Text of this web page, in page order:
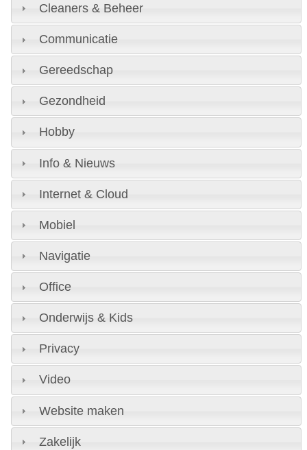
Cleaners & Beheer
Communicatie
Gereedschap
Gezondheid
Hobby
Info & Nieuws
Internet & Cloud
Mobiel
Navigatie
Office
Onderwijs & Kids
Privacy
Video
Website maken
Zakelijk